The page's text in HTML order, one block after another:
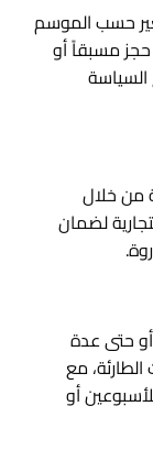
حسب الموسم
مسبقاً أو
من خلال
لضمان
حتى عدة
مع
أو